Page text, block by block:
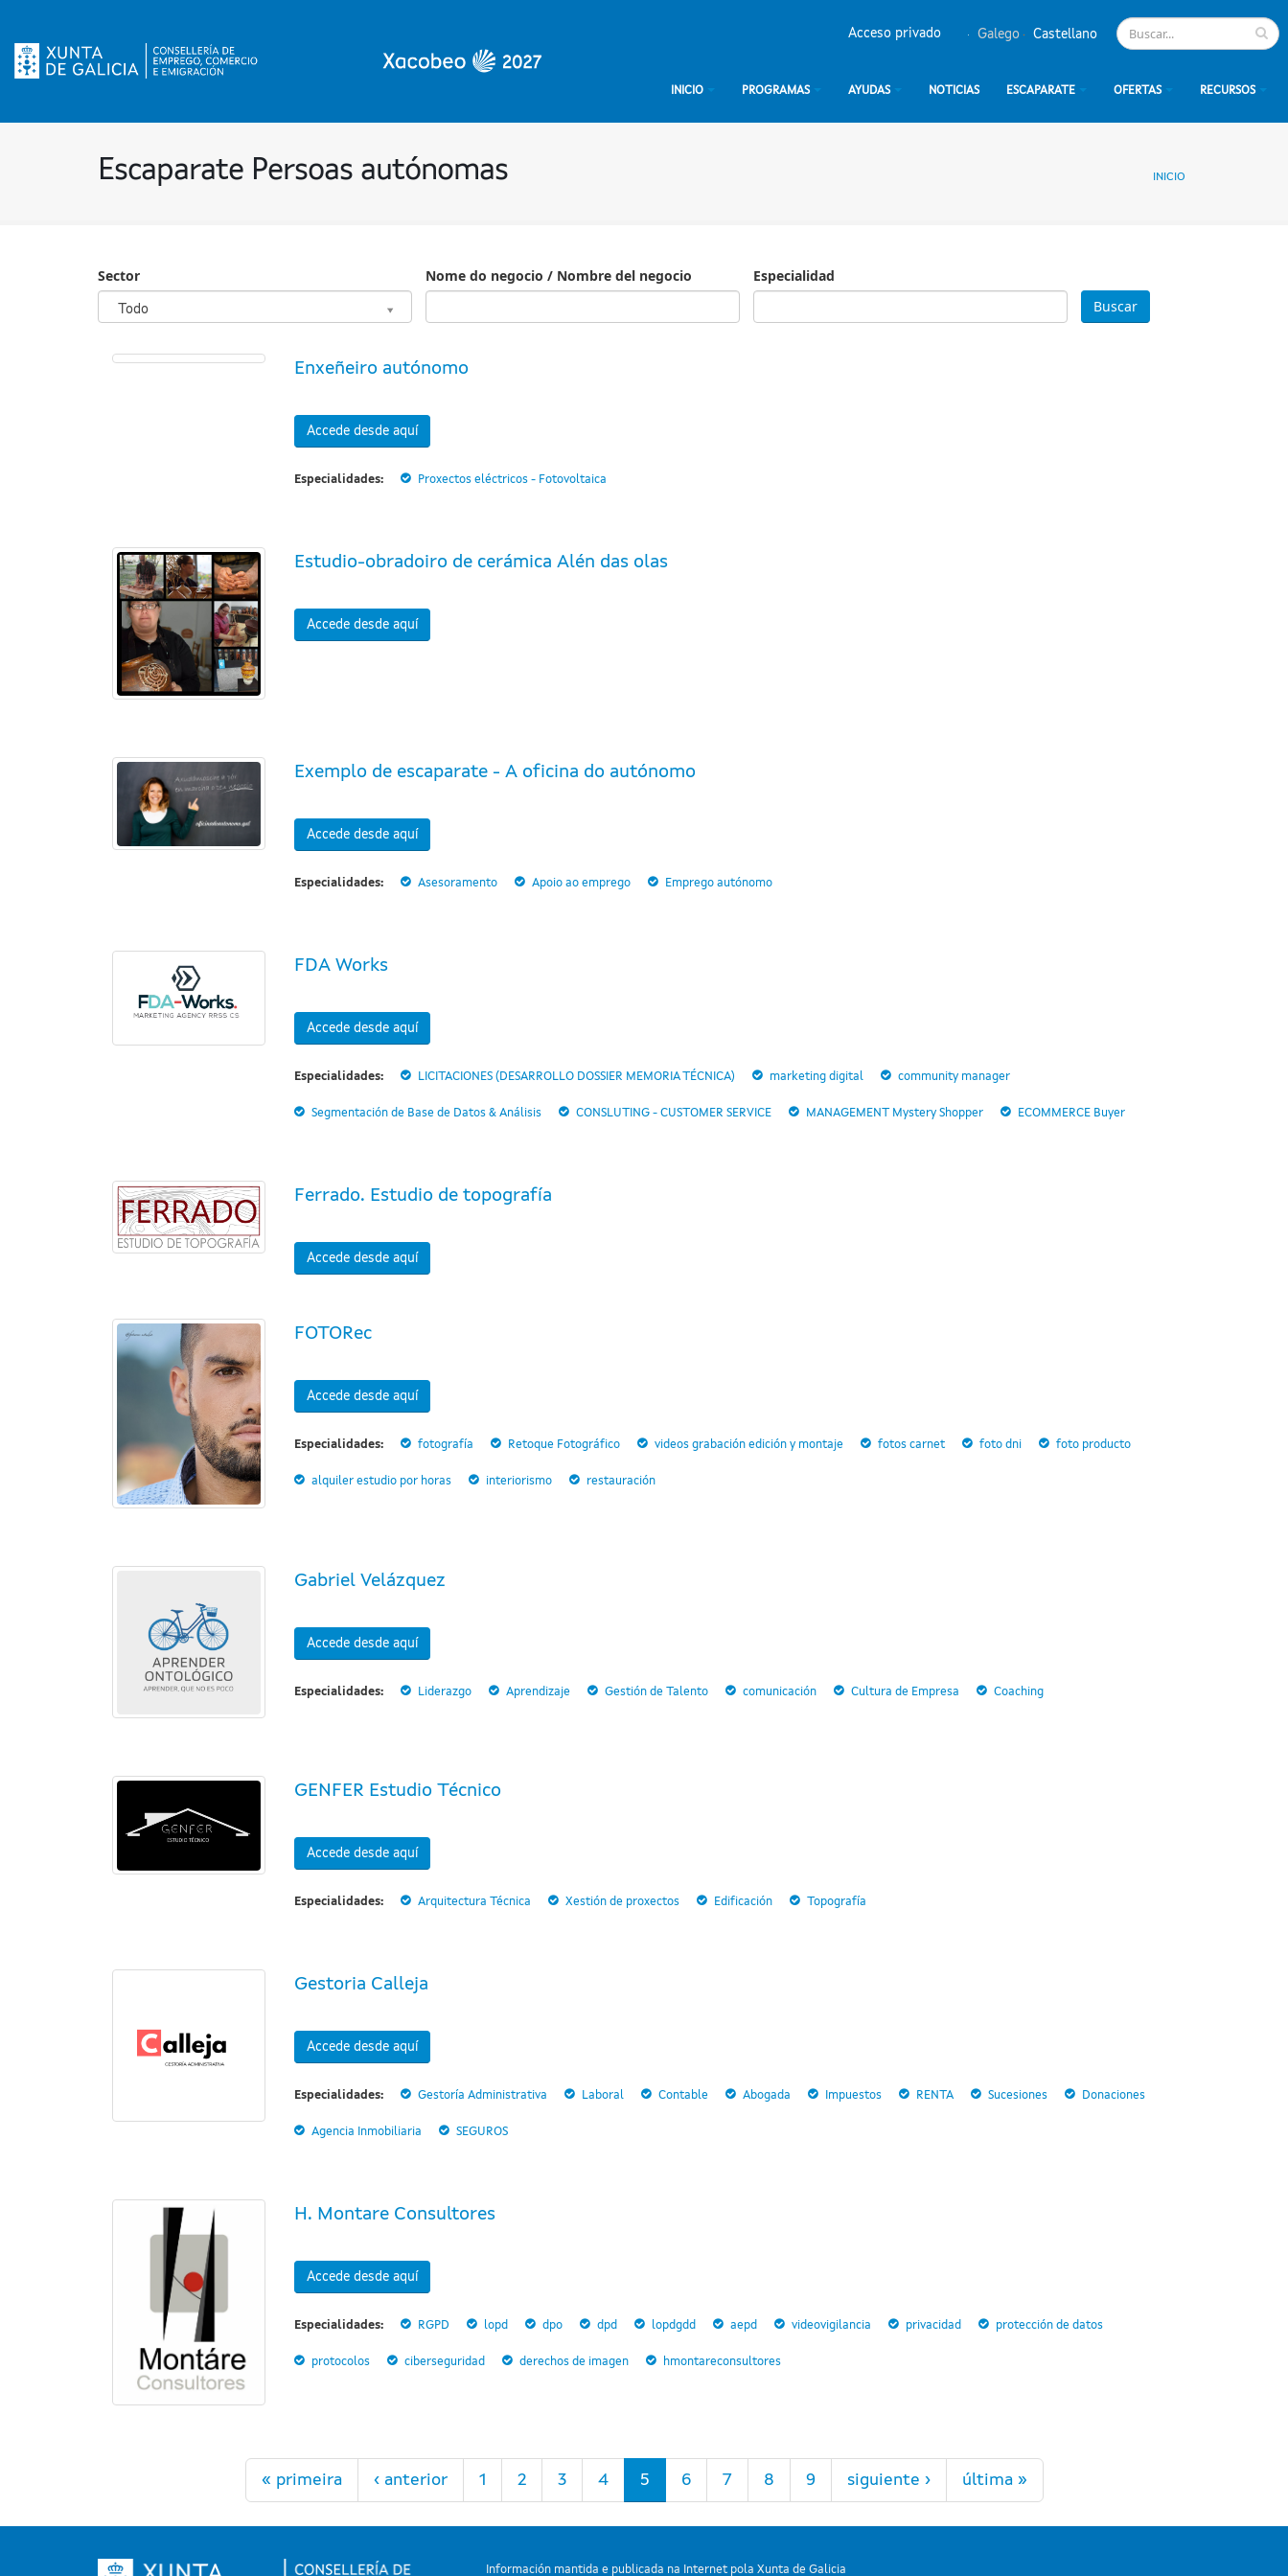
Galego Castellano
Acceso privado
INICIO PROGRAMAS AYUDAS NOTICIAS ESCAPARATE OFERTAS RECURSOS
Escaparate Persoas autónomas INICIO
Sector
Todo
Sector
Nome do negocio / Nombre del negocio
Especialidad
Enxeñeiro autónomo
Accede desde aquí
Especialidades: Proxectos eléctricos - Fotovoltaica
Estudio-obradoiro de cerámica Alén das olas
Accede desde aquí
Exemplo de escaparate - A oficina do autónomo
Accede desde aquí
Especialidades: Asesoramento Apoio ao emprego Emprego autónomo
FDA Works
Accede desde aquí
Especialidades: LICITACIONES (DESARROLLO DOSSIER MEMORIA TÉCNICA) marketing digital community manager
Segmentación de Base de Datos & Análisis CONSLUTING - CUSTOMER SERVICE MANAGEMENT Mystery Shopper ECOMMERCE Buyer
Ferrado. Estudio de topografía
Accede desde aquí
FOTORec
Accede desde aquí
Especialidades: fotografía Retoque Fotográfico videos grabación edición y montaje fotos carnet foto dni foto producto
alquiler estudio por horas interiorismo restauración
Gabriel Velázquez
Accede desde aquí
Especialidades: Liderazgo Aprendizaje Gestión de Talento comunicación Cultura de Empresa Coaching
GENFER Estudio Técnico
Accede desde aquí
Especialidades: Arquitectura Técnica Xestión de proxectos Edificación Topografía
Gestoria Calleja
Accede desde aquí
Especialidades: Gestoría Administrativa Laboral Contable Abogada Impuestos RENTA Sucesiones Donaciones
Agencia Inmobiliaria SEGUROS
H. Montare Consultores
Accede desde aquí
Especialidades: RGPD lopd dpo dpd lopdgdd aepd videovigilancia privacidad protección de datos
protocolos ciberseguridad derechos de imagen hmontareconsultores
« primeira ‹ anterior 1 2 3 4 5 6 7 8 9 siguiente › última »
Información mantida e publicada na Internet pola Xunta de Galicia